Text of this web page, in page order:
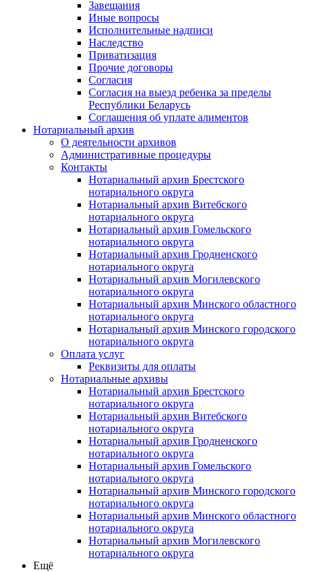
Завещания
Иные вопросы
Исполнительные надписи
Наследство
Приватизация
Прочие договоры
Согласия
Согласия на выезд ребенка за пределы
Республики Беларусь
Соглашения об уплате алиментов
Нотариальный архив
О деятельности архивов
Административные процедуры
Контакты
Нотариальный архив Брестского
нотариального округа
Нотариальный архив Витебского
нотариального округа
Нотариальный архив Гомельского
нотариального округа
Нотариальный архив Гродненского
нотариального округа
Нотариальный архив Могилевского
нотариального округа
Нотариальный архив Минского областного
нотариального округа
Нотариальный архив Минского городского
нотариального округа
Оплата услуг
Реквизиты для оплаты
Нотариальные архивы
Нотариальный архив Брестского
нотариального округа
Нотариальный архив Витебского
нотариального округа
Нотариальный архив Гродненского
нотариального округа
Нотариальный архив Гомельского
нотариального округа
Нотариальный архив Минского городского
нотариального округа
Нотариальный архив Минского областного
нотариального округа
Нотариальный архив Могилевского
нотариального округа
Ещё